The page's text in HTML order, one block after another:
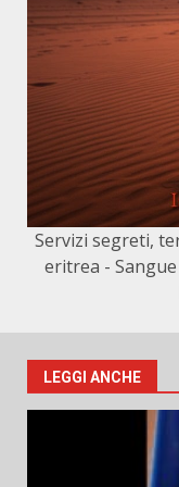
Servizi segreti,
eritrea -
LEGGI ANCHE